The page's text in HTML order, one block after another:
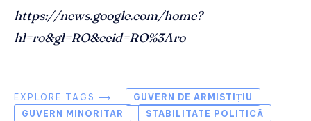
https://news.google.com/home?
hl=ro&gl=RO&ceid=RO%3Aro
EXPLORE TAGS ⟶
GUVERN DE ARMISTIȚIU
GUVERN MINORITAR
STABILITATE POLITICĂ